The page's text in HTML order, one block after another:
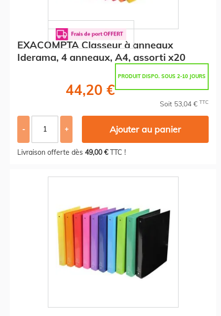
EXACOMPTA Classeur à anneaux
Iderama, 4 anneaux, A4, assorti x20
PRODUIT DISPO. SOUS 2-10 JOURS
44,20 €
Soit 53,04 € TTC
- + Ajouter au panier
Livraison offerte dès 49,00 €TTC !